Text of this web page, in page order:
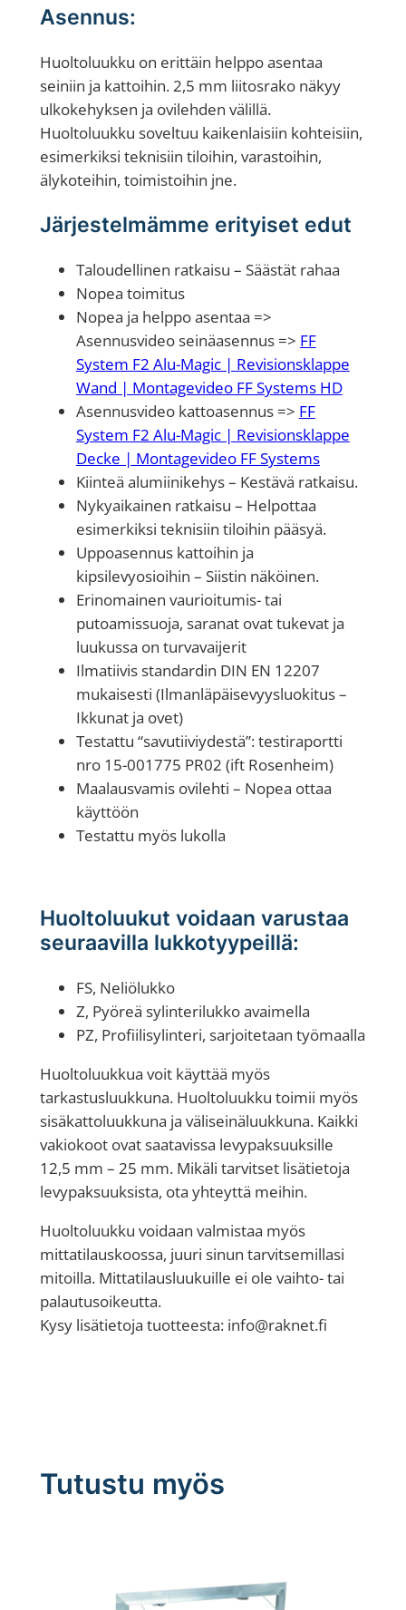
r
o
t
e
t
t
a
a
Asennus:
Huoltoluukku on erittäin helppo asentaa
seiniin ja kattoihin. 2,5 mm liitosrako näkyy
ulkokehyksen ja ovilehden välillä.
Huoltoluukku soveltuu kaikenlaisiin kohteisiin,
esimerkiksi teknisiin tiloihin, varastoihin,
älykoteihin, toimistoihin jne.
Järjestelmämme erityiset edut
Taloudellinen ratkaisu – Säästät rahaa
Nopea toimitus
Nopea ja helppo asentaa =>
Asennusvideo seinäasennus => FF
System F2 Alu-Magic | Revisionsklappe
Wand | Montagevideo FF Systems HD
Asennusvideo kattoasennus => FF
System F2 Alu-Magic | Revisionsklappe
Decke | Montagevideo FF Systems
Kiinteä alumiinikehys – Kestävä ratkaisu.
Nykyaikainen ratkaisu – Helpottaa
esimerkiksi teknisiin tiloihin pääsyä.
Uppoasennus kattoihin ja
kipsilevyosioihin – Siistin näköinen.
Erinomainen vaurioitumis- tai
putoamissuoja, saranat ovat tukevat ja
luukussa on turvavaijerit
Ilmatiivis standardin DIN EN 12207
mukaisesti (Ilmanläpäisevyysluokitus –
Ikkunat ja ovet)
Testattu “savutiiviydestä”: testiraportti
nro 15-001775 PR02 (ift Rosenheim)
Maalausvamis ovilehti – Nopea ottaa
käyttöön
Testattu myös lukolla
Huoltoluukut voidaan varustaa
seuraavilla lukkotyypeillä:
FS, Neliölukko
Z, Pyöreä sylinterilukko avaimella
PZ, Profiilisylinteri, sarjoitetaan työmaalla
Huoltoluukkua voit käyttää myös
tarkastusluukkuna. Huoltoluukku toimii myös
sisäkattoluukkuna ja väliseinäluukkuna. Kaikki
vakiokoot ovat saatavissa levypaksuuksille
12,5 mm – 25 mm. Mikäli tarvitset lisätietoja
levypaksuuksista, ota yhteyttä meihin.
Huoltoluukku voidaan valmistaa myös
mittatilauskoossa, juuri sinun tarvitsemillasi
mitoilla. Mittatilausluukuille ei ole vaihto- tai
palautusoikeutta.
Kysy lisätietoja tuotteesta: info@raknet.fi
Tutustu myös